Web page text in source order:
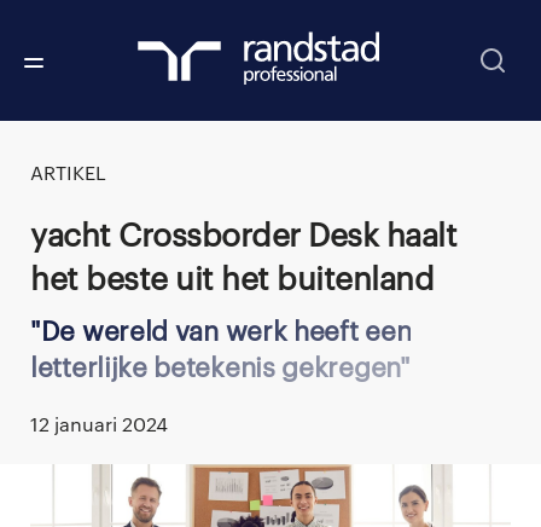
ARTIKEL
Yacht Crossborder Desk haalt
het beste uit het buitenland
De wereld van werk heeft een
letterlijke betekenis gekregen
12 januari 2024